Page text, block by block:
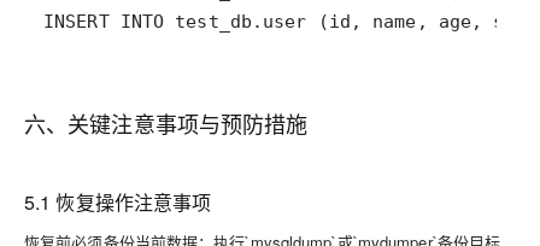
INSERT INTO test_db.user (id, name, age,
六、关键注意事项与预防措施
5.1 恢复操作注意事项